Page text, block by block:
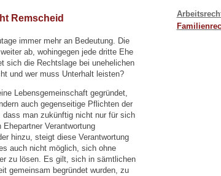
Remscheid
immer mehr an Bedeutung. Die
ab, wohingegen jede dritte Ehe
sich die Rechtslage bei unehelichen
und wer muss Unterhalt leisten?
Lebensgemeinschaft gegründet,
auch gegenseitige Pflichten der
dass man zukünftig nicht nur für sich
Verantwortung
hinzu, steigt diese Verantwortung
auch nicht möglich, sich ohne
zu lösen. Es gilt, sich in sämtlichen
gemeinsam begründet wurden, zu